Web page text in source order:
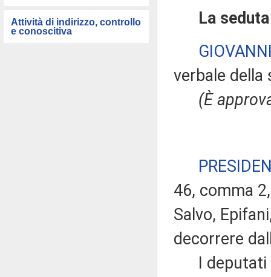
Attività di indirizzo, controllo
e conoscitiva
La
verbale della
(È
46, comma
Salvo,
decorrere
I deputati